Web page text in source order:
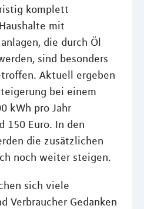
komplett
mit
die durch Öl
sind besonders
Aktuell ergeben
bei einem
kWh pro Jahr
150 Euro. In den
die zusätzlichen
noch weiter steigen.
sich viele
Verbraucher Gedanken